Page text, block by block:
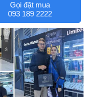
Gọi đặt mua
093 189 2222